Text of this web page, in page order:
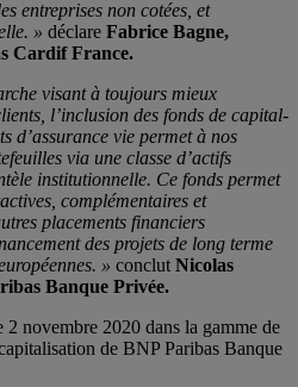
entreprises non cotées, et
» déclare Fabrice Bagne,
Cardif France.
visant à toujours mieux
l’inclusion des fonds de capital-
d’assurance vie permet à nos
via une classe d’actifs
institutionnelle. Ce fonds permet
complémentaires et
placements financiers
des projets de long terme
» conclutNicolas
Banque Privée.
novembre 2020 dans la gamme de
de BNP Paribas Banque